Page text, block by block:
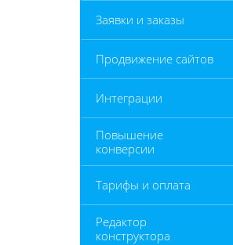
Заявки и заказы
Продвижение сайтов
Интеграции
Повышение
конверсии
Тарифы и оплата
Редактор
конструктора